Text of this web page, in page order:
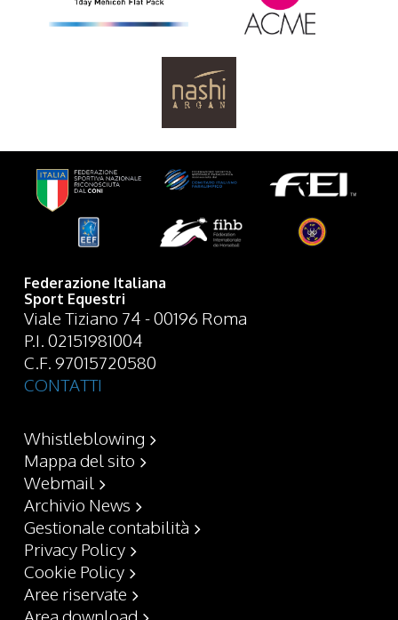
Federazione Italiana
Sport Equestri
Viale Tiziano 74 - 00196 Roma
P.I. 02151981004
C.F. 97015720580
CONTATTI
Whistleblowing
Mappa del sito
Webmail
Archivio News
Gestionale contabilità
Privacy Policy
Cookie Policy
Aree riservate
Area download